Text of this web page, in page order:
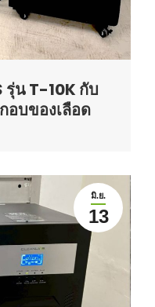
รุ่น T-10K กับ
อบของเลือด
มิ.ย.
13